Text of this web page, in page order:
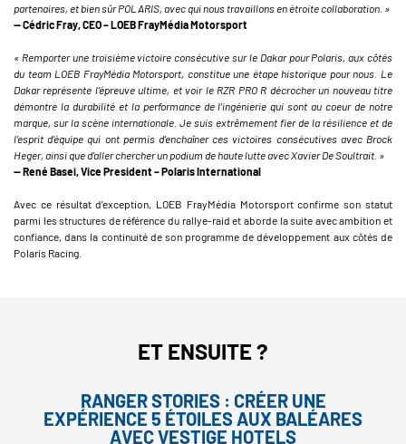
partenaires, et bien sûr POLARIS, avec qui nous travaillons en étroite collaboration. »
— Cédric Fray, CEO – LOEB FrayMédia Motorsport
« Remporter une troisième victoire consécutive sur le Dakar pour Polaris, aux côtés
du team LOEB FrayMédia Motorsport, constitue une étape historique pour nous. Le
Dakar représente l’épreuve ultime, et voir le RZR PRO R décrocher un nouveau titre
démontre la durabilité et la performance de l’ingénierie qui sont au coeur de notre
marque, sur la scène internationale. Je suis extrêmement fier de la résilience et de
l’esprit d’équipe qui ont permis d’enchaîner ces victoires consécutives avec Brock
Heger, ainsi que d’aller chercher un podium de haute lutte avec Xavier De Soultrait. »
— René Basei, Vice President – Polaris International
Avec ce résultat d’exception, LOEB FrayMédia Motorsport confirme son statut
parmi les structures de référence du rallye-raid et aborde la suite avec ambition et
confiance, dans la continuité de son programme de développement aux côtés de
Polaris Racing.
ET ENSUITE ?
RANGER STORIES : CRÉER UNE
EXPÉRIENCE 5 ÉTOILES AUX BALÉARES
AVEC VESTIGE HOTELS